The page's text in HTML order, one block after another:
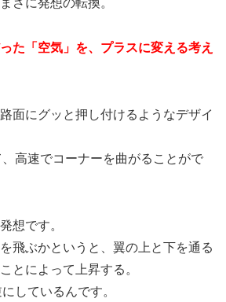
た「空気」を、プラスに変える考え
面にグッと押し付けるようなデザイ
高速でコーナーを曲がることがで
想です。
飛ぶかというと、翼の上と下を通る
とによって上昇する。
しているんです。